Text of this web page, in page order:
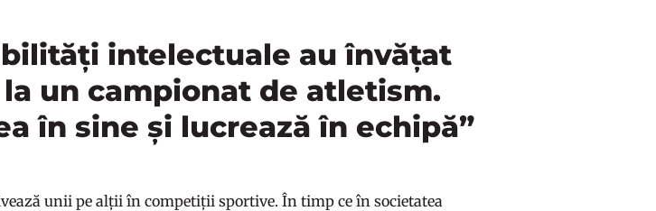
intelectuale au învățat
un campionat de atletism.
în sine și lucrează în echipă”
unii pe alții în competiții sportive. În timp ce în societatea